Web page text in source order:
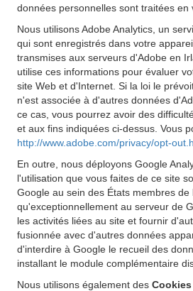
données personnelles sont traitées
Nous utilisons Adobe Analytics, un
qui sont enregistrés dans votre
transmises aux serveurs d'Adobe en
utilise ces informations pour évaluer
site Web et d'Internet. Si la loi le
n'est associée à d'autres données
ce cas, vous pourrez avoir des
et aux fins indiquées ci-dessus. Vous
http://www.adobe.com/privacy/opt-
En outre, nous déployons Google
l'utilisation que vous faites de ce site
Google au sein des États membres
qu'exceptionnellement au serveur de
les activités liées au site et fournir
fusionnée avec d'autres données
d'interdire à Google le recueil des
installant le module complémentaire
Nous utilisons également des